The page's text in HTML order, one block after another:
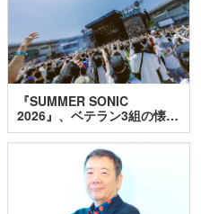
『SUMMER SONIC
2026』、ベテラン3組の懐…